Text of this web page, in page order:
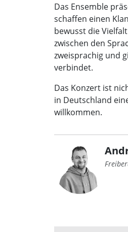
Das Ensemble
schaffen einen
bewusst die
zwischen den
zweisprachig und
verbindet.
Das Konzert ist
in Deutschland
willkommen.